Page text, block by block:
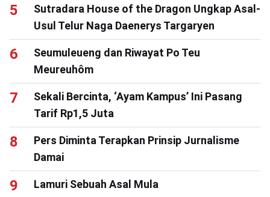
Sutradara House of the Dragon Ungkap Asal-
Usul Telur Naga Daenerys Targaryen
Seumuleueng dan Riwayat Po Teu
Meureuhôm
Sekali Bercinta, ‘Ayam Kampus’ Ini Pasang
Tarif Rp1,5 Juta
Pers Diminta Terapkan Prinsip Jurnalisme
Damai
Lamuri Sebuah Asal Mula